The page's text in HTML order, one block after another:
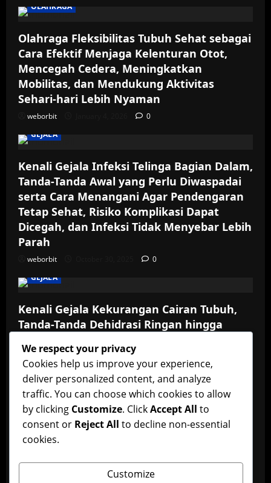
OLAHRAGA
Olahraga Fleksibilitas Tubuh Sehat sebagai
Cara Efektif Menjaga Kelenturan Otot,
Mencegah Cedera, Meningkatkan
Mobilitas, dan Mendukung Aktivitas
Sehari-hari Lebih Nyaman
weborbit
0
GEJALA
Kenali Gejala Infeksi Telinga Bagian Dalam,
Tanda-Tanda Awal yang Perlu Diwaspadai
serta Cara Menangani Agar Pendengaran
Tetap Sehat, Risiko Komplikasi Dapat
Dicegah, dan Infeksi Tidak Menyebar Lebih
Parah
weborbit
0
GEJALA
Kenali Gejala Kekurangan Cairan Tubuh,
Tanda-Tanda Dehidrasi Ringan hingga
Menjaga Asupan Cairan Agar Tubuh Tetap
Sehat dan Fungsi Organ Optimal
weborbit
0
ADONAN
Resep Adonan Kulit Pie Renyah: Cara
Rumah untuk Aneka Isian Manis dan
We respect your privacy
Cookies help us improve your experience,
deliver personalized content, and analyze
traffic. You can choose which cookies to allow
by clicking Customize. ClickAccept All to
consent or Reject All to decline non-essential
cookies.
Customize